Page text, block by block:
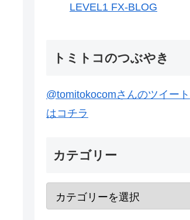
LEVEL1 FX-BLOG
トミトコのつぶやき
@tomitokocomさんのツイート
はコチラ
カテゴリー